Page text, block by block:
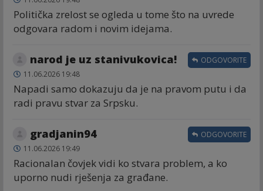
Politička zrelost se ogleda u tome što na uvrede
odgovara radom i novim idejama.
narod je uz stanivukovica!
11.06.2026 19:48
Napadi samo dokazuju da je na pravom putu i da
radi pravu stvar za Srpsku.
ODGOVORITE
gradjanin94
11.06.2026 19:49
Racionalan čovjek vidi ko stvara problem, a ko
uporno nudi rješenja za građane.
ODGOVORITE